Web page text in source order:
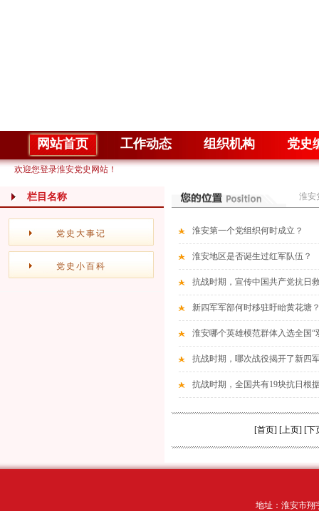
网站首页 工作动态 组织机构 党史
欢迎您登录淮安党史网站！
栏目名称
党史大事记
党史小百科
淮安
淮安第一个党组织何时成立？
淮安地区是否诞生过红军队伍？
抗战时期，宣传中国共产党抗日
新四军军部何时移驻盱眙黄花塘
淮安哪个英雄模范群体入选全国“
抗战时期，哪次战役揭开了新四
抗战时期，全国共有19块抗日根
[首页] [上页] [
地址：淮安市翔